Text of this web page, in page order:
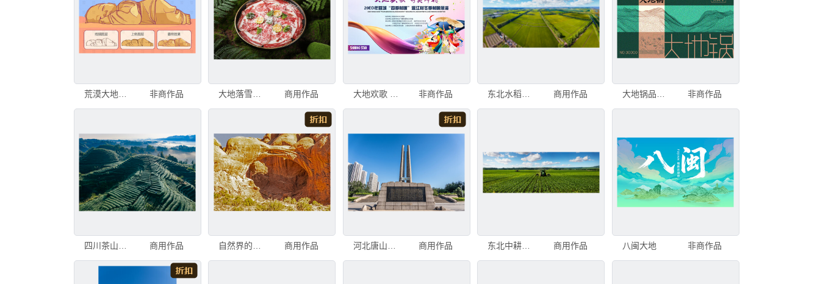
荒漠大地之子 非商作品 大地落雪芝士牛肉 商用作品 大地欢歌 四季村晚 非商作品 东北水稻农田 商用作品 大地锅品牌包装设计展示 非商作品
商用作品 商用作品 商用作品 商用作品 八闽大地 非商作品